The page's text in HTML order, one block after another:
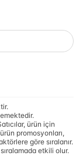
ürün için
promosyonları,
göre sıralanır.
etkili olur.